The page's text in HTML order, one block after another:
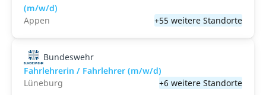
(m/w/d)
Appen
+55 weitere Standorte
Bundeswehr
Fahrlehrerin / Fahrlehrer (m/w/d)
Lüneburg
+6 weitere Standorte